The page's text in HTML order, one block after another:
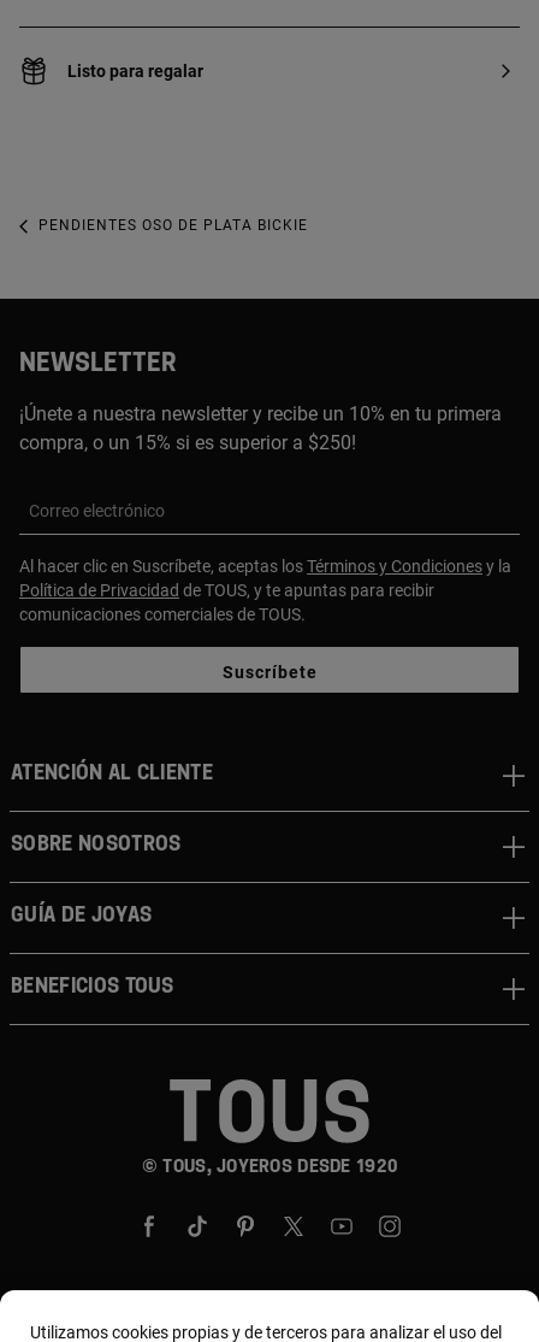
Listo para regalar
PENDIENTES OSO DE PLATA BICKIE
NEWSLETTER
¡Únete a nuestra newsletter y recibe un 10% en tu primera
compra, o un 15% si es superior a $250!
Correo electrónico
Al hacer clic en Suscríbete, aceptas losTérminos y Condicionesy la
Política de Privacidad de TOUS, y te apuntas para recibir
comunicaciones comerciales de TOUS.
Suscríbete
© TOUS, JOYEROS DESDE 1920
ATENCIÓN AL CLIENTE
SOBRE NOSOTROS
GUÍA DE JOYAS
BENEFICIOS TOUS
Utilizamos cookies propias y de terceros para analizar el uso del